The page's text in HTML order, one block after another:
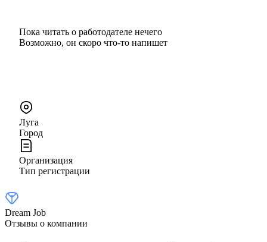
Пока читать о работодателе нечего
Возможно, он скоро что‑то напишет
Луга
Город
Организация
Тип регистрации
Dream Job
Отзывы о компании